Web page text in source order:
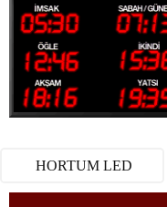
HORTUM LED